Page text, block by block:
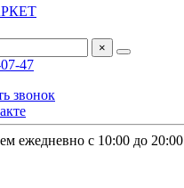
×
47
звонок
ежедневно с 10:00 до 20:00